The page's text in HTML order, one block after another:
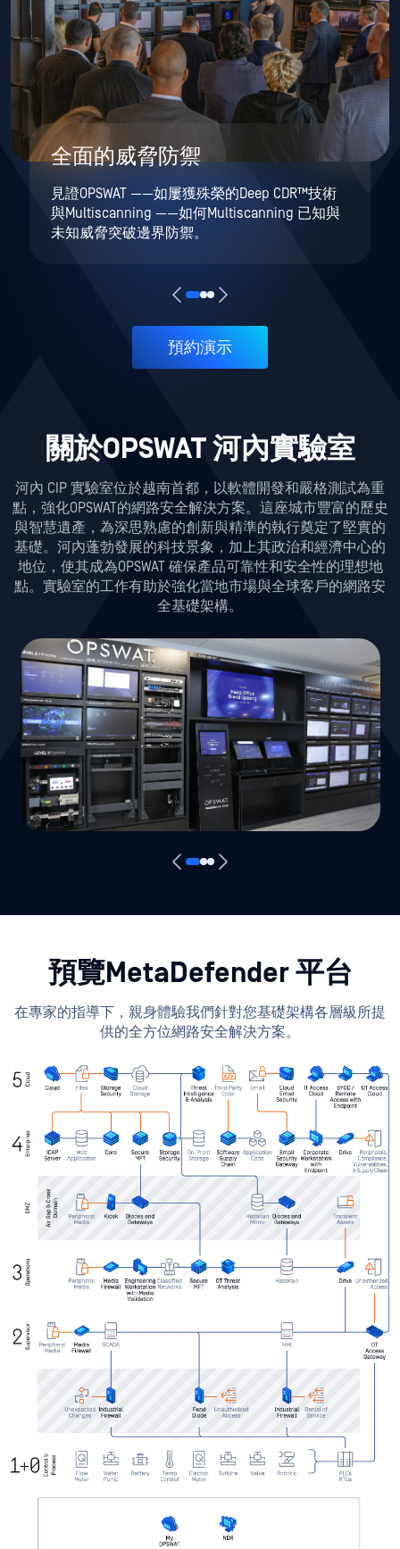
全面的威脅防禦
見證OPSWAT ——如屢獲殊榮的Deep CDR™技術
與Multiscanning ——如何Multiscanning 已知與
未知威脅突破邊界防禦。
預約演示
關於OPSWAT 河內實驗室
河內 CIP 實驗室位於越南首都，以軟體開發和嚴格測試為重
點，強化OPSWAT的網路安全解決方案。這座城市豐富的歷史
與智慧遺產，為深思熟慮的創新與精準的執行奠定了堅實的
基礎。河內蓬勃發展的科技景象，加上其政治和經濟中心的
地位，使其成為OPSWAT 確保產品可靠性和安全性的理想地
點。實驗室的工作有助於強化當地市場與全球客戶的網路安
全基礎架構。
預覽MetaDefender 平台
在專家的指導下，親身體驗我們針對您基礎架構各層級所提
供的全方位網路安全解決方案。